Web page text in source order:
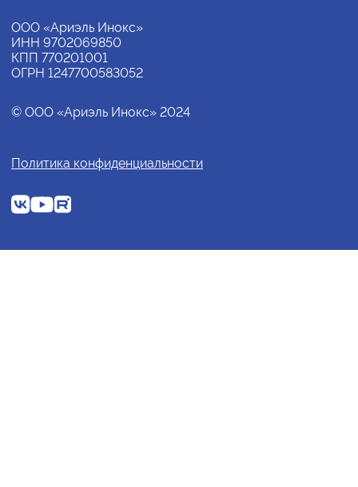
ООО «Ариэль Инокс»
ИНН 9702069850
КПП 770201001
ОГРН 1247700583052
© ООО «Ариэль Инокс» 2024
Политика конфиденциальности